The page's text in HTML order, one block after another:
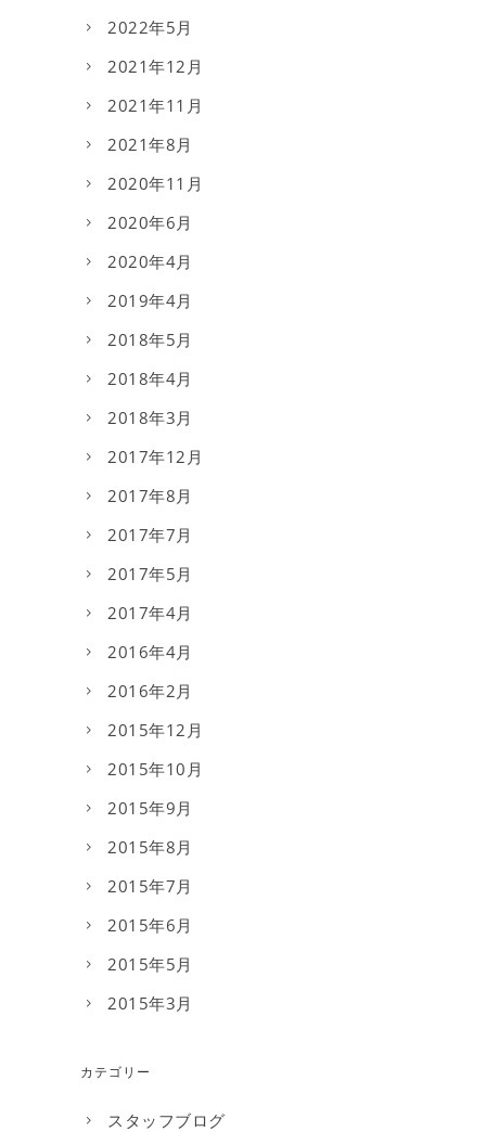
2022年5月
2021年12月
2021年11月
2021年8月
2020年11月
2020年6月
2020年4月
2019年4月
2018年5月
2018年4月
2018年3月
2017年12月
2017年8月
2017年7月
2017年5月
2017年4月
2016年4月
2016年2月
2015年12月
2015年10月
2015年9月
2015年8月
2015年7月
2015年6月
2015年5月
2015年3月
カテゴリー
スタッフブログ